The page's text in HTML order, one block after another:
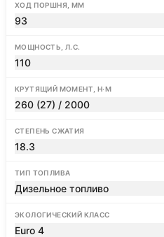
ХОД ПОРШНЯ, ММ
93
МОЩНОСТЬ, Л.С.
110
КРУТЯЩИЙ МОМЕНТ, Н·М
260 (27) / 2000
СТЕПЕНЬ СЖАТИЯ
18.3
ТИП ТОПЛИВА
Дизельное топливо
ЭКОЛОГИЧЕСКИЙ КЛАСС
Euro 4